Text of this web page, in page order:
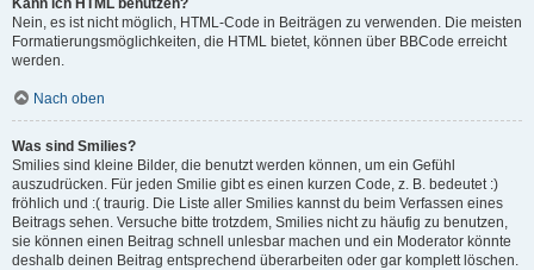
Kann ich HTML benutzen?
Nein, es ist nicht möglich, HTML-Code in Beiträgen zu verwenden. Die meisten
Formatierungsmöglichkeiten, die HTML bietet, können über BBCode erreicht
werden.
Nach oben
Was sind Smilies?
Smilies sind kleine Bilder, die benutzt werden können, um ein Gefühl
auszudrücken. Für jeden Smilie gibt es einen kurzen Code, z. B. bedeutet :)
fröhlich und :( traurig. Die Liste aller Smilies kannst du beim Verfassen eines
Beitrags sehen. Versuche bitte trotzdem, Smilies nicht zu häufig zu benutzen,
sie können einen Beitrag schnell unlesbar machen und ein Moderator könnte
deshalb deinen Beitrag entsprechend überarbeiten oder gar komplett löschen.